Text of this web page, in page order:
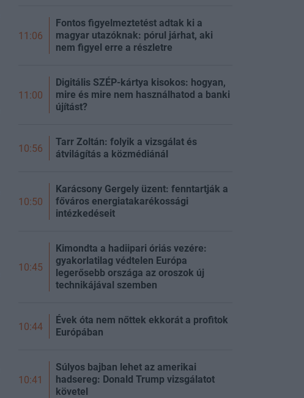
11:06
Fontos figyelmeztetést adtak ki a
magyar utazóknak: pórul járhat, aki
nem figyel erre a részletre
11:00
Digitális SZÉP-kártya kisokos: hogyan,
mire és mire nem használhatod a banki
újítást?
10:56
Tarr Zoltán: folyik a vizsgálat és
átvilágítás a közmédiánál
10:50
Karácsony Gergely üzent: fenntartják a
főváros energiatakarékossági
intézkedéseit
10:45
Kimondta a hadiipari óriás vezére:
gyakorlatilag védtelen Európa
legerősebb országa az oroszok új
technikájával szemben
10:44
Évek óta nem nőttek ekkorát a profitok
Európában
10:41
Súlyos bajban lehet az amerikai
hadsereg: Donald Trump vizsgálatot
követel